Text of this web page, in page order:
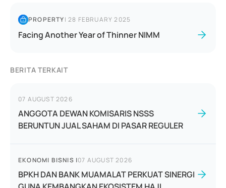
PROPERTY|28 FEBRUARY 2025
Facing Another Year of Thinner NIMM
BERITA TERKAIT
07 AUGUST 2026
ANGGOTA DEWAN KOMISARIS NSSS
BERUNTUN JUAL SAHAM DI PASAR REGULER
EKONOMI BISNIS |07 AUGUST 2026
BPKH DAN BANK MUAMALAT PERKUAT SINERGI